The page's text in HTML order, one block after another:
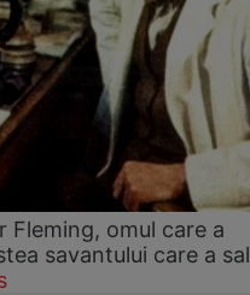
Fleming, omul care a
savantului care a